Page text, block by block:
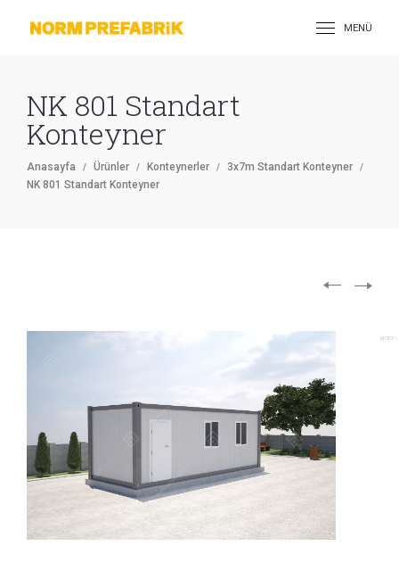
MENÜ
NK 801 Standart
Konteyner
Anasayfa Ürünler Konteynerler
3x7m Standart Konteyner
NK 801 Standart Konteyner